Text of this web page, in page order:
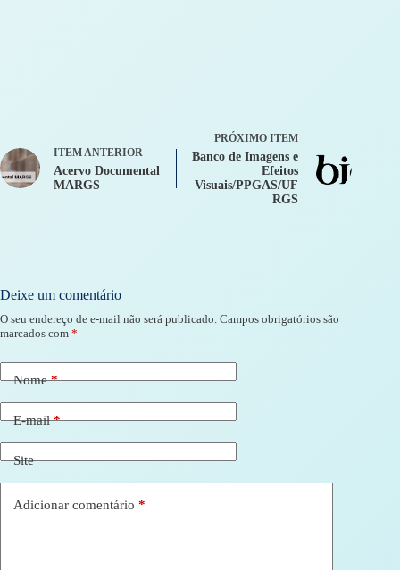
ITEM ANTERIOR
Acervo Documental
MARGS
PRÓXIMO ITEM
Banco de Imagens e
Efeitos
Visuais/PPGAS/UF
RGS
Deixe um comentário
O seu endereço de e-mail não será publicado. Campos obrigatórios são
marcados com *
Nome*
E-mail*
Site
Adicionar comentário *